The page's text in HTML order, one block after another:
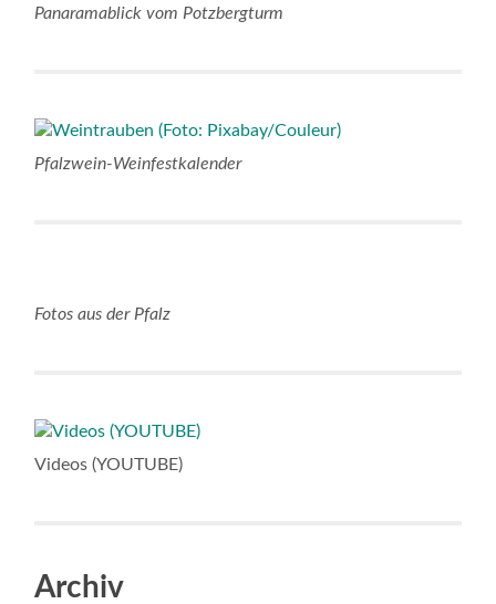
Panaramablick vom Potzbergturm
Pfalzwein-Weinfestkalender
Fotos aus der Pfalz
Videos (YOUTUBE)
Archiv